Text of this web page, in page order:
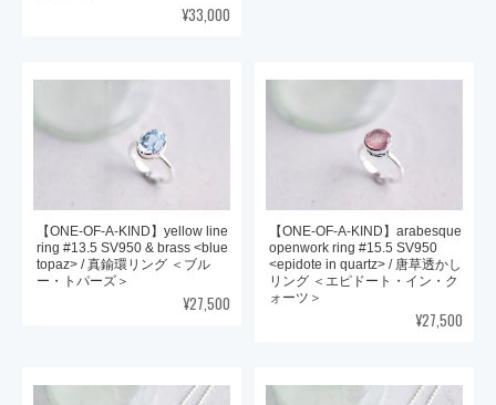
¥33,000
【ONE-OF-A-KIND】yellow line
ring #13.5 SV950 & brass <blue
topaz> / 真鍮環リング ＜ブル
ー・トパーズ＞
¥27,500
【ONE-OF-A-KIND】arabesque
openwork ring #15.5 SV950
<epidote in quartz> / 唐草透かし
リング ＜エピドート・イン・ク
ォーツ＞
¥27,500